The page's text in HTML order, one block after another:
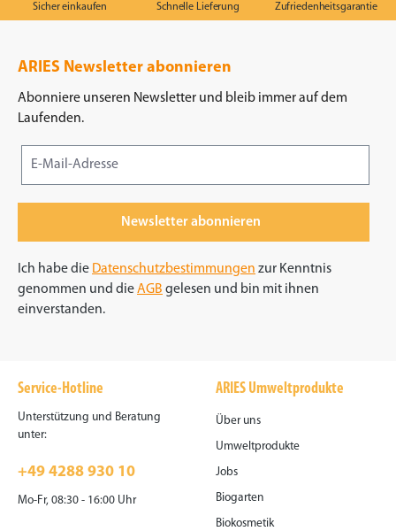
Sicher einkaufen Schnelle Lieferung Zufriedenheitsgarantie
ARIES Newsletter abonnieren
Abonniere unseren Newsletter und bleib immer auf dem
Laufenden.
Newsletter abonnieren
Ich habe die Datenschutzbestimmungen zur Kenntnis
genommen und dieAGB gelesen und bin mit ihnen
einverstanden.
Service-Hotline
Unterstützung und Beratung
unter:
+49 4288 930 10
Mo-Fr, 08:30 - 16:00 Uhr
ARIES Umweltprodukte
Über uns
Umweltprodukte
Jobs
Biogarten
Biokosmetik